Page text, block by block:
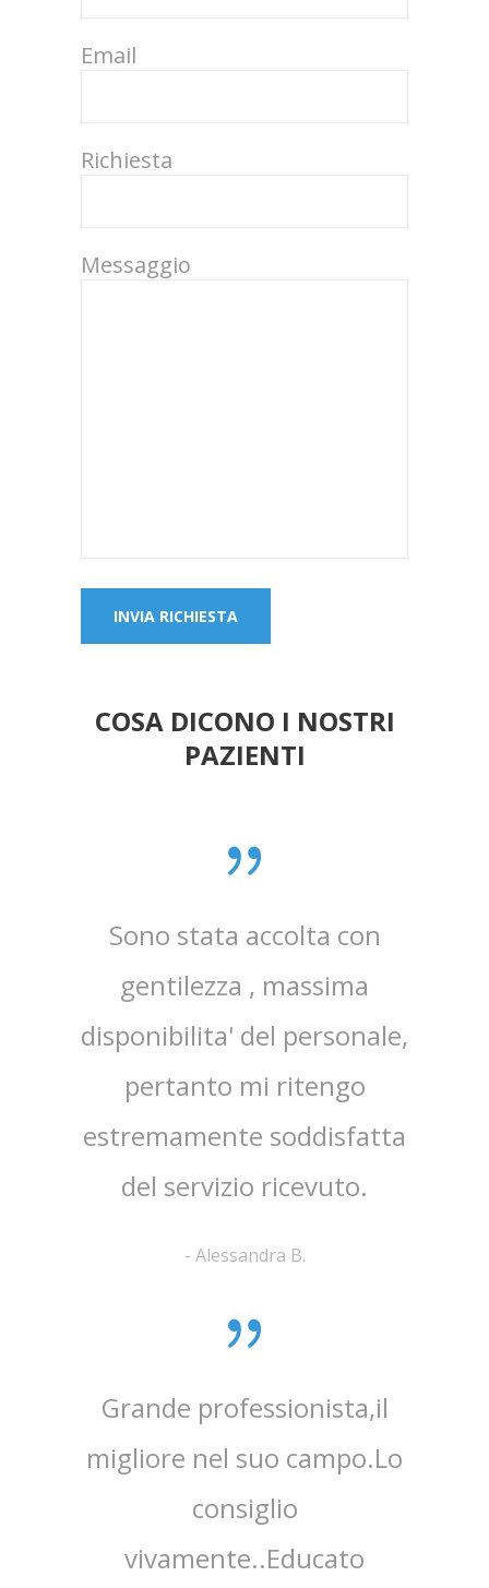
Email
Richiesta
Messaggio
COSA DICONO I NOSTRI
PAZIENTI
Sono stata accolta con
gentilezza , massima
disponibilita' del personale,
pertanto mi ritengo
estremamente soddisfatta
del servizio ricevuto.
- Alessandra B.
Grande professionista,il
migliore nel suo campo.Lo
consiglio
vivamente..Educato